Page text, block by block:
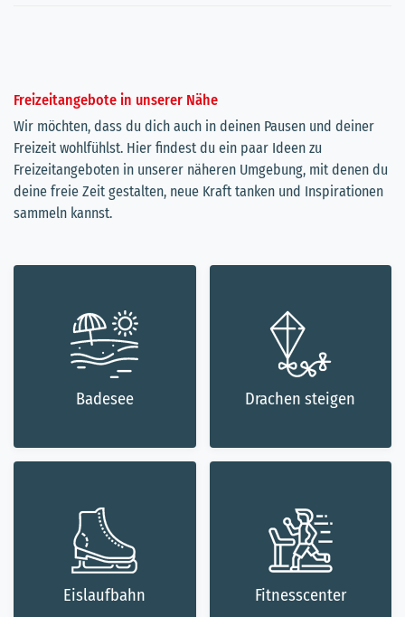
Freizeitangebote in unserer Nähe
Wir möchten, dass du dich auch in deinen Pausen und deiner
Freizeit wohlfühlst. Hier findest du ein paar Ideen zu
Freizeitangeboten in unserer näheren Umgebung, mit denen du
deine freie Zeit gestalten, neue Kraft tanken und Inspirationen
sammeln kannst.
Badesee Drachen steigen
Eislaufbahn Fitnesscenter